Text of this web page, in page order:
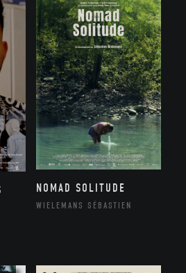
NOMAD SOLITUDE
WIELEMANS SÉBASTIEN